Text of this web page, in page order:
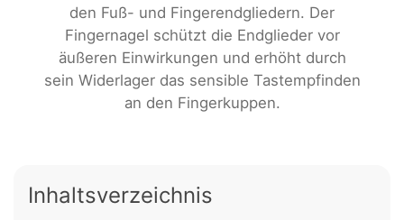
den Fuß- und Fingerendgliedern. Der
Fingernagel schützt die Endglieder vor
äußeren Einwirkungen und erhöht durch
sein Widerlager das sensible Tastempfinden
an den Fingerkuppen.
Inhaltsverzeichnis